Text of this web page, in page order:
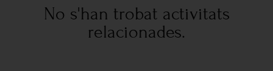
No s'han trobat activitats
relacionades.